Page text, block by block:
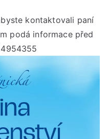
kontaktovali paní
podá informace před